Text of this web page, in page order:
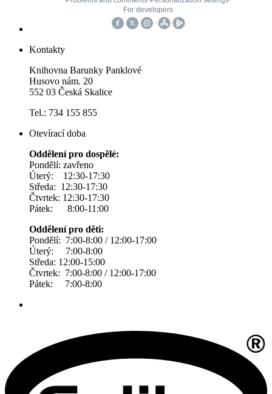
Kontakty
Knihovna Barunky Panklové
Husovo nám. 20
552 03 Česká Skalice
Tel.: 734 155 855
Otevírací doba
Oddělení pro dospělé:
Pondělí: zavřeno
Úterý: 12:30-17:30
Středa: 12:30-17:30
Čtvrtek: 12:30-17:30
Pátek: 8:00-11:00
Oddělení pro děti:
Pondělí: 7:00-8:00 / 12:00-17:00
Úterý: 7:00-8:00
Středa: 12:00-15:00
Čtvrtek: 7:00-8:00 / 12:00-17:00
Pátek: 7:00-8:00